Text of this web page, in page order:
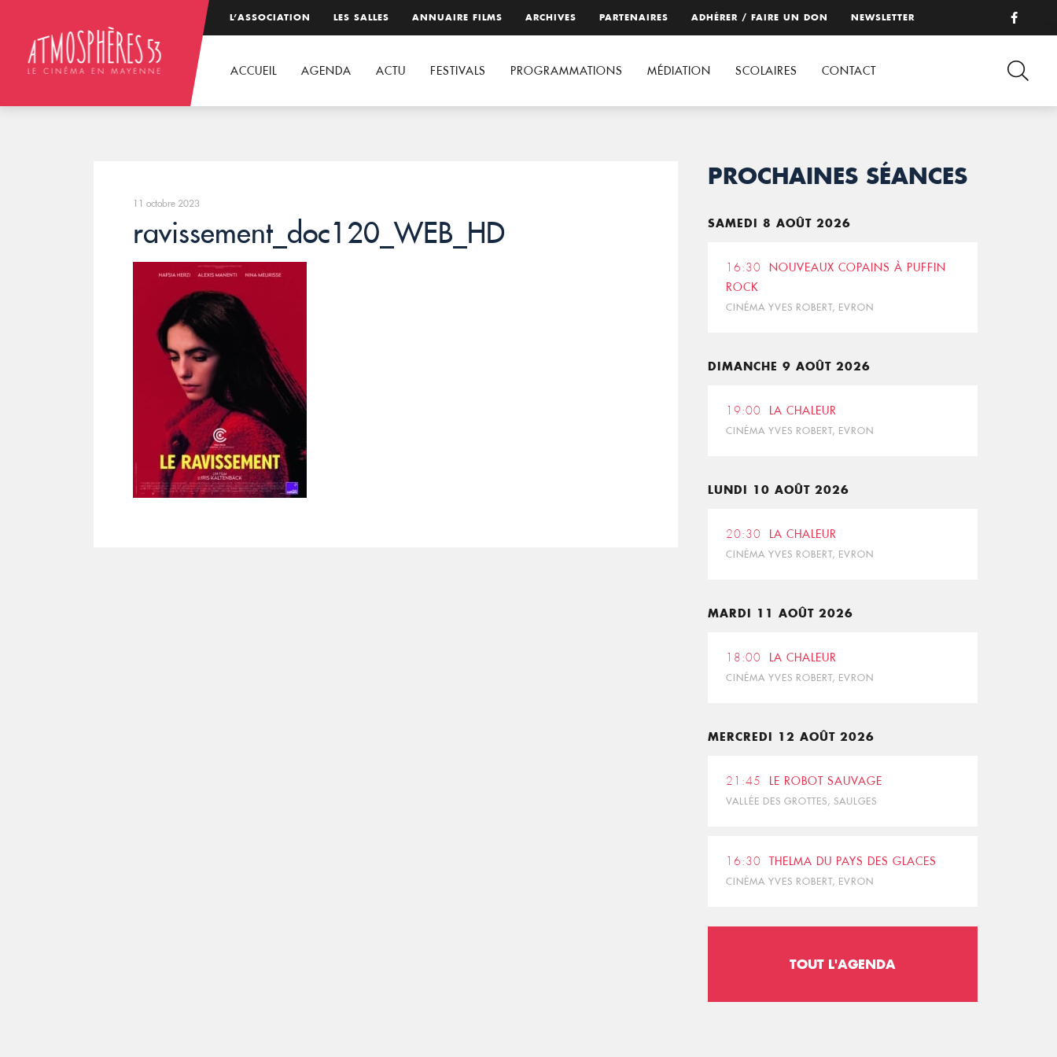
L’ASSOCIATION LES SALLES ANNUAIRE FILMS ARCHIVES PARTENAIRES ADHÉRER / FAIRE UN DON NEWSLETTER
ACCUEIL AGENDA ACTU FESTIVALS PROGRAMMATIONS MÉDIATION SCOLAIRES CONTACT
11 octobre 2023
ravissement_doc120_WEB_HD
PROCHAINES SÉANCES
SAMEDI 8 AOÛT 2026
16:30
NOUVEAUX COPAINS À PUFFIN
ROCK
CINÉMA YVES ROBERT, EVRON
DIMANCHE 9 AOÛT 2026
19:00 LA CHALEUR
CINÉMA YVES ROBERT, EVRON
LUNDI 10 AOÛT 2026
20:30 LA CHALEUR
CINÉMA YVES ROBERT, EVRON
MARDI 11 AOÛT 2026
18:00 LA CHALEUR
CINÉMA YVES ROBERT, EVRON
MERCREDI 12 AOÛT 2026
21:45 LE ROBOT SAUVAGE
VALLÉE DES GROTTES, SAULGES
16:30 THELMA DU PAYS DES GLACES
CINÉMA YVES ROBERT, EVRON
TOUT L'AGENDA